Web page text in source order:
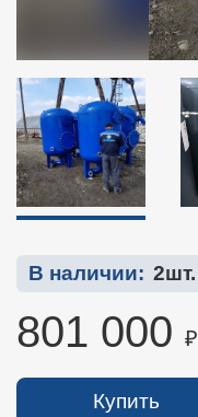
В наличии: 2шт.
801 000 ₽
Купить